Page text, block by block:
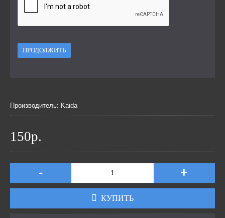
ПРОДОЛЖИТЬ
Производитель: Kaida
150р.
- +
КУПИТЬ